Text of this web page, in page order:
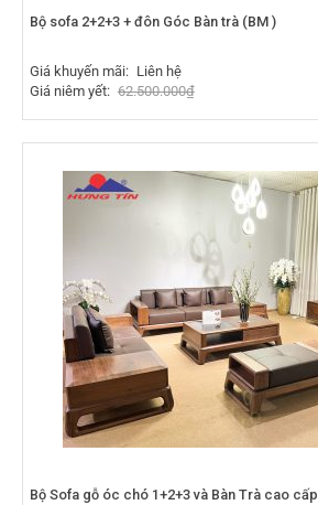
Bộ sofa 2+2+3 + đôn Góc Bàn trà (BM )
Giá khuyến mãi: Liên hệ
Giá niêm yết: 62.500.000₫
Bộ Sofa gỗ óc chó 1+2+3 và Bàn Trà cao cấp